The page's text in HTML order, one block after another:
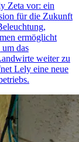
Zeta vor: ein
für die Zukunft
ermöglicht
das
weiter zu
Lely eine neue